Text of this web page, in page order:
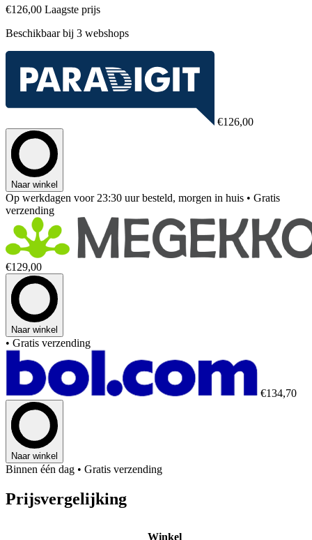
€126,00 Laagste prijs
Beschikbaar bij 3 webshops
€126,00
Naar winkel
Op werkdagen voor 23:30 uur besteld, morgen in huis • Gratis
verzending
€129,00
Naar winkel
• Gratis verzending
€134,70
Naar winkel
Binnen één dag • Gratis verzending
Prijsvergelijking
Winkel